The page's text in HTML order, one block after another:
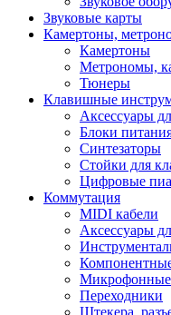
Звуковые карты
Камертоны,
Камертоны
Метрономы,
Тюнеры
Клавишные
Аксессуары
Блоки
Синтезаторы
Стойки для
Цифровые
Коммутация
MIDI кабели
Аксессуары
Микрофонные
Переходники
Штекера,